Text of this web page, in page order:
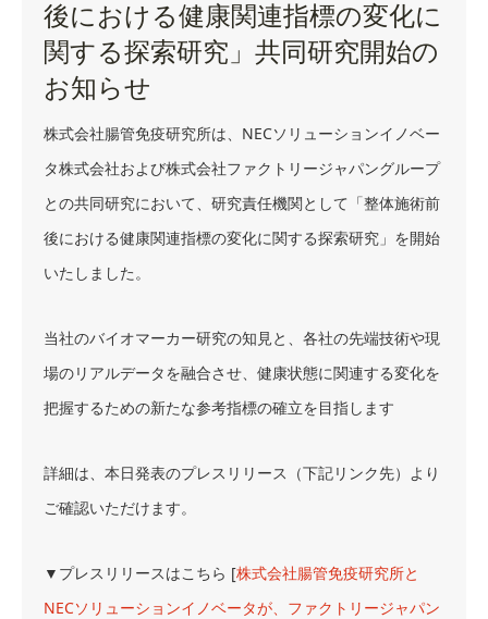
後における健康関連指標の変化に
関する探索研究」共同研究開始の
お知らせ
株式会社腸管免疫研究所は、NECソリューションイノベー
タ株式会社および株式会社ファクトリージャパングループ
との共同研究において、研究責任機関として「整体施術前
後における健康関連指標の変化に関する探索研究」を開始
いたしました。
当社のバイオマーカー研究の知見と、各社の先端技術や現
場のリアルデータを融合させ、健康状態に関連する変化を
把握するための新たな参考指標の確立を目指します
詳細は、本日発表のプレスリリース（下記リンク先）より
ご確認いただけます。
▼プレスリリースはこちら [株式会社腸管免疫研究所と
NECソリューションイノベータが、ファクトリージャパン